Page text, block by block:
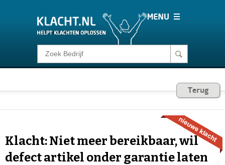
Klacht melden
Consumentenrecht
Voor Bedrijven
Terug
Klacht: Niet meer bereikbaar, wil
defect artikel onder garantie laten